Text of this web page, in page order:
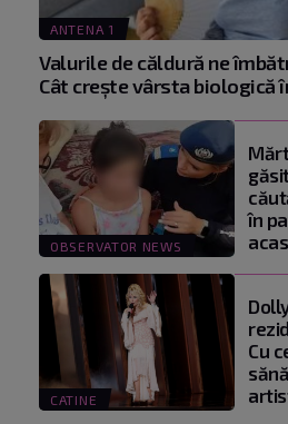
ANTENA 1
Valurile de căldură ne
Cât crește vârsta biologică
OBSERVATOR NEWS
în
CATINE
Cu